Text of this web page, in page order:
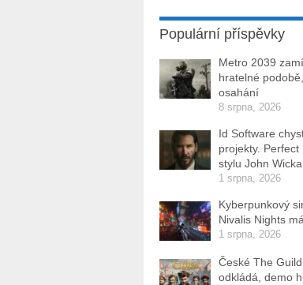
Populární příspěvky
Metro 2039
hratelné
osahání
8 srpna, 2026
Id Software
projekty. Perfect
stylu John
1 srpna, 2026
Kyberpunkový
Nivalis Nights
1 srpna, 2026
České The
odkládá, demo